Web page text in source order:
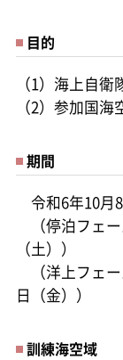
目的
（1）海上自
（2）参加国
期間
令和6年10月8
（停泊フェー
（土））
（洋上フェー
日（金））
訓練海空域